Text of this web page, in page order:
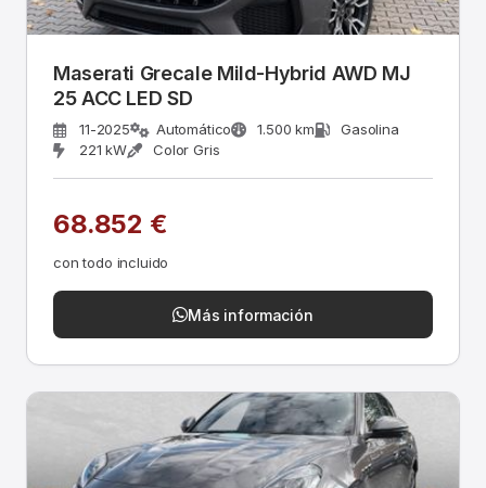
Maserati Grecale Mild-Hybrid AWD MJ
25 ACC LED SD
11-2025 Automático 1.500 km
Gasolina
221 kW
Color Gris
68.852 €
con todo incluido
Más información